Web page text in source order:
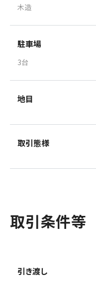
木造
駐車場
3台
地目
取引態様
取引条件等
引き渡し